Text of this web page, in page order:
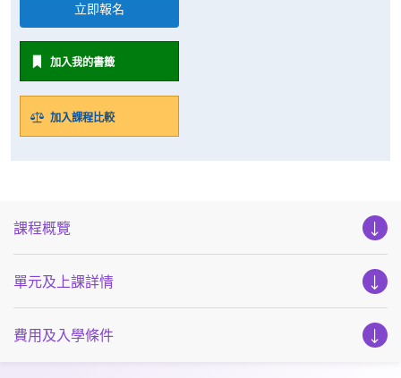
立即報名
加入我的書籤
加入課程比較
課程概覽
單元及上課詳情
費用及入學條件